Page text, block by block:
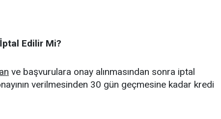
Edilir Mi?
ve başvurulara onay alınmasından sonra iptal
verilmesinden 30 gün geçmesine kadar kredi